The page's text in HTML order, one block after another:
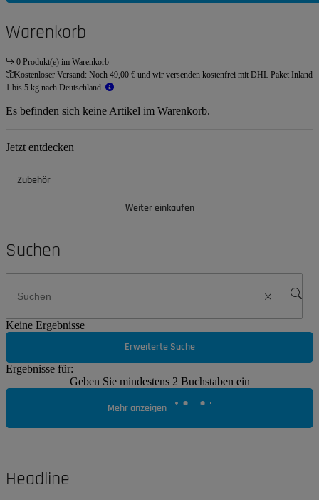
Warenkorb
0 Produkt(e) im Warenkorb
Kostenloser Versand: Noch 49,00 € und wir versenden kostenfrei mit DHL Paket Inland
1 bis 5 kg nach Deutschland.
Es befinden sich keine Artikel im Warenkorb.
Jetzt entdecken
Zubehör
Weiter einkaufen
Suchen
Keine Ergebnisse
Erweiterte Suche
Ergebnisse für:
Geben Sie mindestens 2 Buchstaben ein
Mehr anzeigen
Headline